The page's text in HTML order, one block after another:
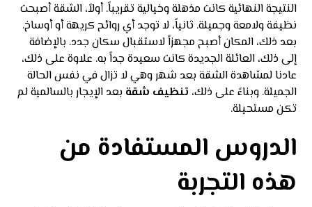
النتيجة النهائية كانت مذهلة وخيالية تقريباً. أولاً، الشقة أصبحت
نظيفة ولامعة وجميلة. ثانياً، لا توجد أي روائح كريهة أو أوساخ.
بعد ذلك، المكان أصبح مجهزاً لاستقبال سكان جدد. بالإضافة
إلى ذلك، العائلة الجديدة كانت سعيدة جداً به. علاوة على ذلك،
عادنا لمشاهدة الشقة بعد شهر وهي لا تزال في نفس الحالة
الجميلة. وبناءً على ذلك، تنظيف شقة بعد الإيجار بالسالمية لم
تكن مستحيلة.
الدروس المستفادة من
هذه التجربة